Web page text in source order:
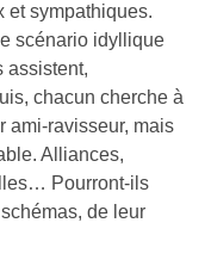
et sympathiques.
scénario idyllique
assistent,
chacun cherche à
ami-ravisseur, mais
Alliances,
Pourront-ils
de leur